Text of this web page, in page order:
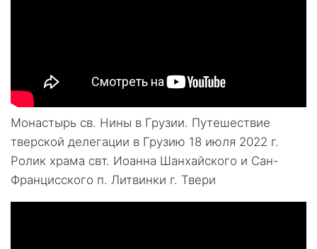
Монастырь св. Нины в Грузии. Путешествие
тверской делегации в Грузию 18 июля 2022 г.
Ролик храма свт. Иоанна Шанхайского и Сан-
Францисского п. Литвинки г. Твери